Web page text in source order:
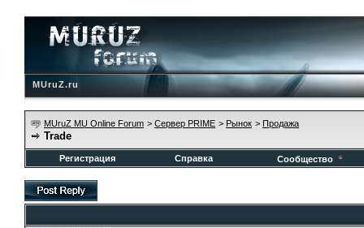
MUruZ.ru
MUruZ MU Online Forum > Сервер PRIME > Рынок > Продажа
Trade
Регистрация Справка Сообщество